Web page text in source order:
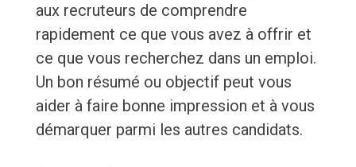
aux recruteurs de comprendre
rapidement ce que vous avez à offrir et
ce que vous recherchez dans un emploi.
Un bon résumé ou objectif peut vous
aider à faire bonne impression et à vous
démarquer parmi les autres candidats.